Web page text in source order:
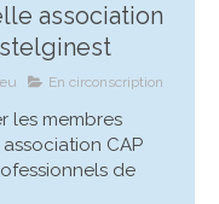
association
En circonscription
les membres
CAP
de